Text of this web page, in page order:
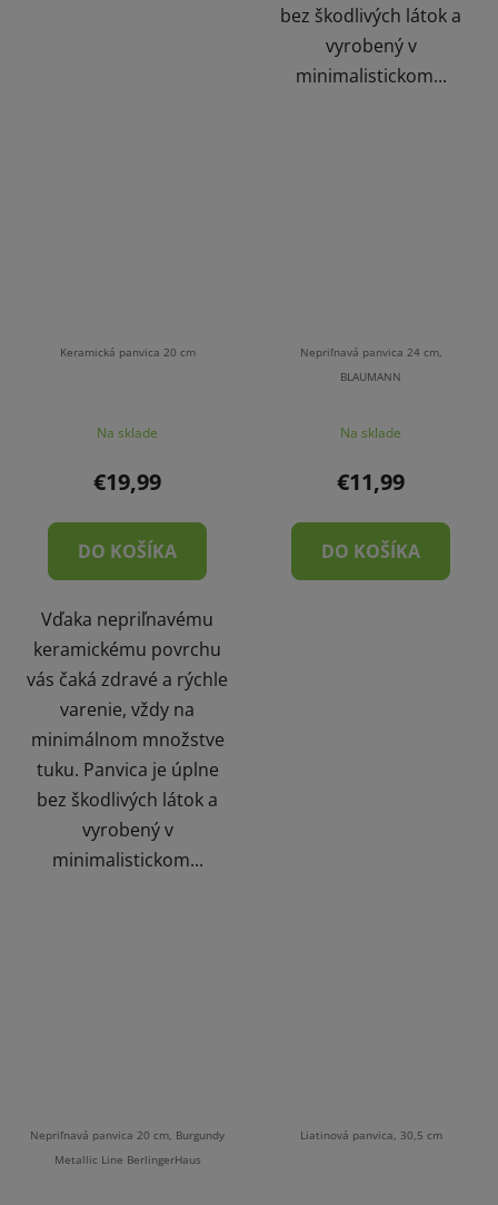
bez škodlivých látok a
vyrobený v
minimalistickom...
Keramická panvica 20 cm
Na sklade
€19,99
DO KOŠÍKA
Vďaka nepriľnavému
keramickému povrchu
vás čaká zdravé a rýchle
varenie, vždy na
minimálnom množstve
tuku. Panvica je úplne
bez škodlivých látok a
vyrobený v
minimalistickom...
Nepriľnavá panvica 24 cm,
BLAUMANN
Na sklade
€11,99
DO KOŠÍKA
Nepriľnavá panvica 20 cm, Burgundy
Metallic Line BerlingerHaus
Liatinová panvica, 30,5 cm